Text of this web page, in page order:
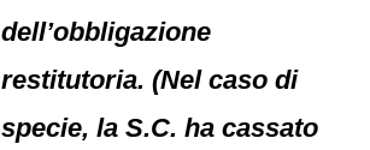
dell’obbligazione
restitutoria. (Nel caso di
specie, la S.C. ha cassato